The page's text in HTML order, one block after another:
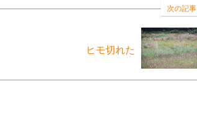
次の記事
ヒモ切れた